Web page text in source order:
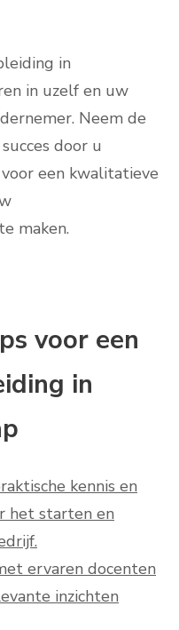
in
in uzelf en uw
Neem de
door u
een kwalitatieve
maken.
voor een
in
kennis en
het starten en
ervaren docenten
inzichten